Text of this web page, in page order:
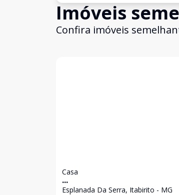
Imóveis
Confira imóveis
Casa
...
Esplanada Da Serra, Itabirito - MG